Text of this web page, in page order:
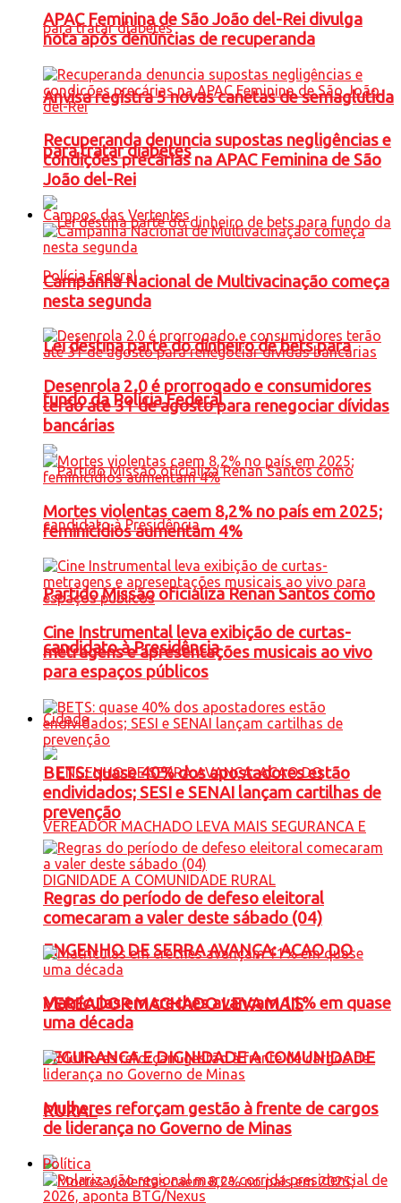
Anvisa registra 5 novas canetas de semaglutida
para tratar diabetes
Lei destina parte do dinheiro de bets para
fundo da Polícia Federal
Partido Missão oficializa Renan Santos como
candidato à Presidência
Cidade
ENGENHO DE SERRA AVANÇA: ACAO DO
VEREADOR MACHADO LEVA MAIS
SEGURANCA E DIGNIDADE A COMUNIDADE
RURAL
APAC Feminina de São João del-Rei divulga
nota após denúncias de recuperanda
Recuperanda denuncia supostas negligências e
condições precárias na APAC Feminina de São
João del-Rei
Campos das Vertentes
Campanha Nacional de Multivacinação começa
nesta segunda
Desenrola 2.0 é prorrogado e consumidores
terão até 31 de agosto para renegociar dívidas
bancárias
Mortes violentas caem 8,2% no país em 2025;
feminicídios aumentam 4%
Cine Instrumental leva exibição de curtas-
metragens e apresentações musicais ao vivo
para espaços públicos
BETS: quase 40% dos apostadores estão
endividados; SESI e SENAI lançam cartilhas de
prevenção
Regras do período de defeso eleitoral
comecaram a valer deste sábado (04)
Matrículas em creches avançam 11% em quase
uma década
Mulheres reforçam gestão à frente de cargos
de liderança no Governo de Minas
Política